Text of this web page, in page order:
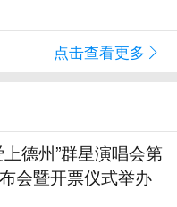
点击查看更多
德州”群星演唱会第
会暨开票仪式举办